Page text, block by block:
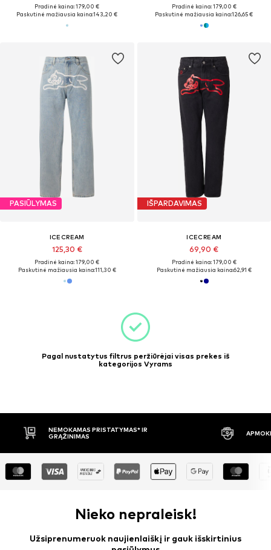
Pradinė kaina: 179,00 €
Paskutinė mažiausia kaina:143,20 €
Pradinė kaina: 179,00 €
Paskutinė mažiausia kaina:126,65 €
PASIŪLYMAS
ICECREAM
125,30 €
Pradinė kaina: 179,00 €
Paskutinė mažiausia kaina:111,30 €
IŠPARDAVIMAS
ICECREAM
69,90 €
Pradinė kaina: 179,00 €
Paskutinė mažiausia kaina:62,91 €
Pagal nustatytus filtrus peržiūrėjai visas prekes iš
kategorijos Vyrams
IR APMOKĖJIMAS PRISTAČIUS
Nieko nepraleisk!
Užsiprenumeruok naujienlaiškį ir gauk išskirtinius